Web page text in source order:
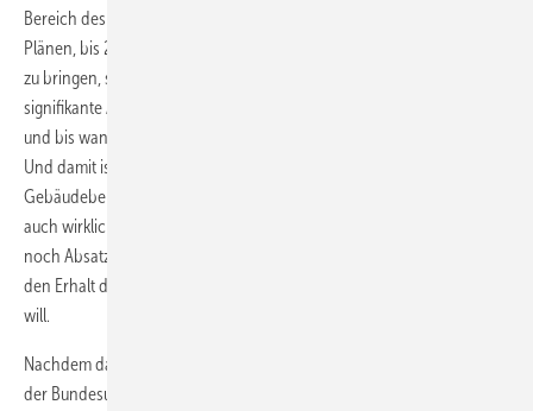
Bereich des Verkehrs" vorgelegt werden. Auch von den einstigen
Plänen, bis 2030 überwiegend elektrifizierte Neuwagen auf die Straße
zu bringen, steht nichts mehr geschrieben. Vorgesehen ist eine
signifikante Absenkung der Pkw-Emissionen, wie es im Text heißt. Wie
und bis wann das erreicht werden soll, bleibt auch hier wieder offen.
Und damit ist auch diese Maßnahme vorerst wirkungslos. Im
Gebäudebereich ist ebenfalls das Thema Abgaben vom Tisch. Damit
auch wirklich jeder weiß, woher der Wind weht, heißt es nun auch
noch Absatz, dass die Bundesregierung "ein zentrales Augenmerk auf
den Erhalt der Wettbewerbsfähigkeit der deutschen Wirtschaft" legen
will.
Nachdem das Bundeswirtschaftsministerium und die Kanzlerin selbst
der Bundesumweltministerin das Programm aus der Hand genommen